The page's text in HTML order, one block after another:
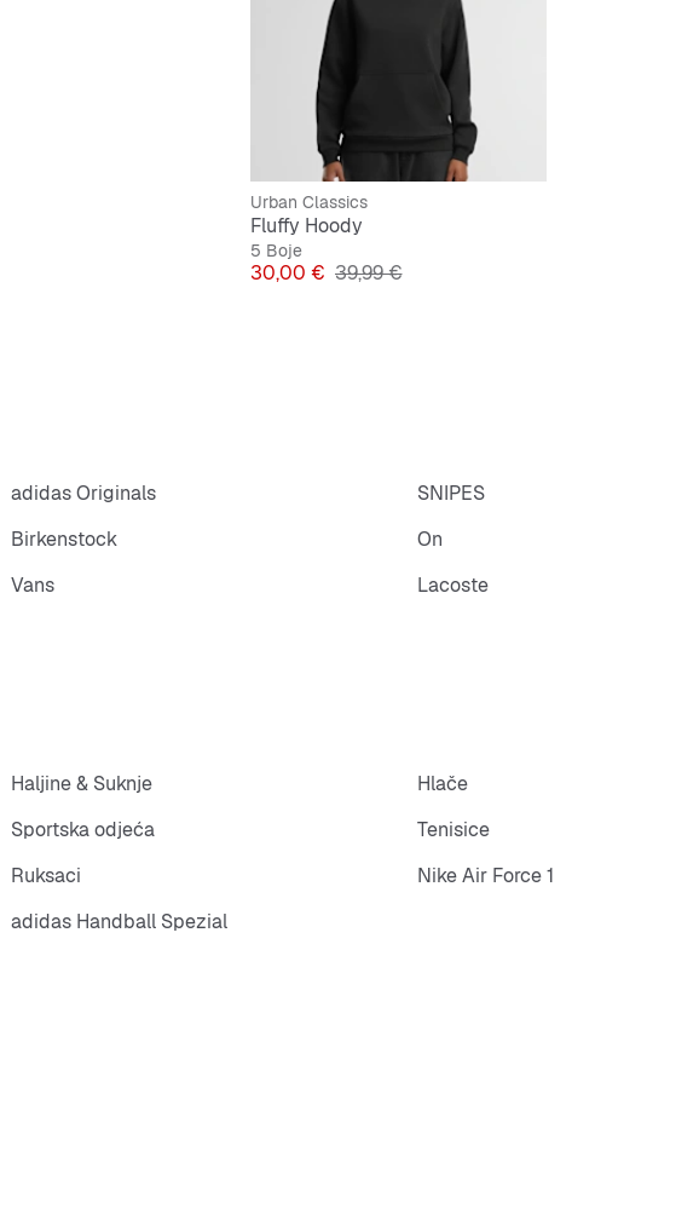
Urban Classics
Fluffy Hoody
5 Boje
Cijena
30,00 € Originalna cijena
39,99 €
adidas Originals SNIPES
Birkenstock On
Vans Lacoste
Haljine & Suknje Hlače
Sportska odjeća Tenisice
Ruksaci Nike Air Force 1
adidas Handball Spezial